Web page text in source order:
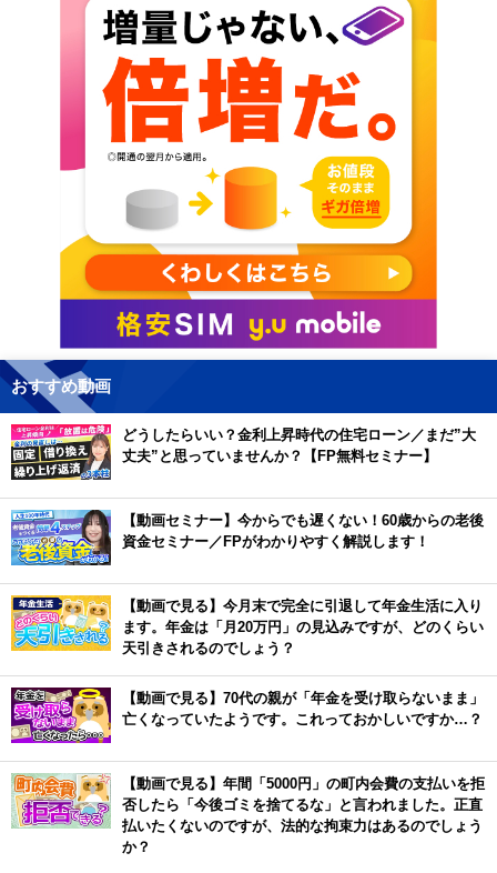
おすすめ動画
どうしたらいい？金利上昇時代の住宅ローン／まだ”大
丈夫”と思っていませんか？【FP無料セミナー】
【動画セミナー】今からでも遅くない！60歳からの老後
資金セミナー／FPがわかりやすく解説します！
【動画で見る】今月末で完全に引退して年金生活に入り
ます。年金は「月20万円」の見込みですが、どのくらい
天引きされるのでしょう？
【動画で見る】70代の親が「年金を受け取らないまま」
亡くなっていたようです。これっておかしいですか…？
【動画で見る】年間「5000円」の町内会費の支払いを拒
否したら「今後ゴミを捨てるな」と言われました。正直
払いたくないのですが、法的な拘束力はあるのでしょう
か？